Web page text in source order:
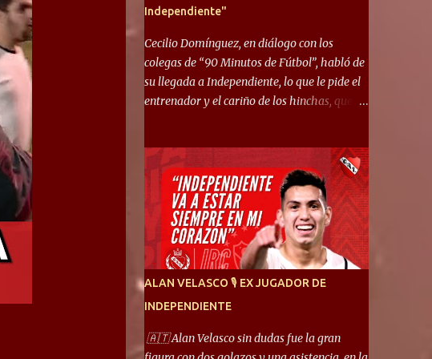
Independiente"
Cecilio Domínguez, en diálogo con los
colegas de “90 Minutos de Fútbol”, habló de
su llegada a Independiente, lo que le pide el
entrenador y el cariño de los hinchas, que se
ayuda a que me adapte rápidamente, soy un
hombre alegre y abierto. Creo que lo estoy
haciendo muy bien. Cuando llegué, llegué a
un Independiente que juega muy dinámico y
me gusta mucho. Me favorece por la forma
de jugar mía y eso también ayudó a que me
adapte”. “Me siento mejor por izquierda,
pero me gusta mucho jugar de 9, y juego sin
problemas por derecha también. Jugar de 9
y de extremo por izquierda es diferente. A mi
me gusta jugar por fuera, porque tengo mas
ALAN VELASCO 🎙 EX JUGADOR DE
INDEPENDIENTE
🇦🇹 Alan Velasco sin dudas fue la gran